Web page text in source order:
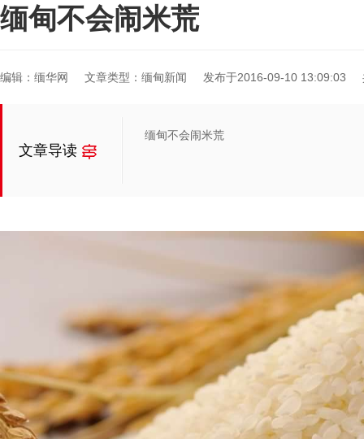
缅甸不会闹米荒
编辑：缅华网 文章类型：缅甸新闻 发布于2016-09-10 13:09:03
文章导读
缅甸不会闹米荒